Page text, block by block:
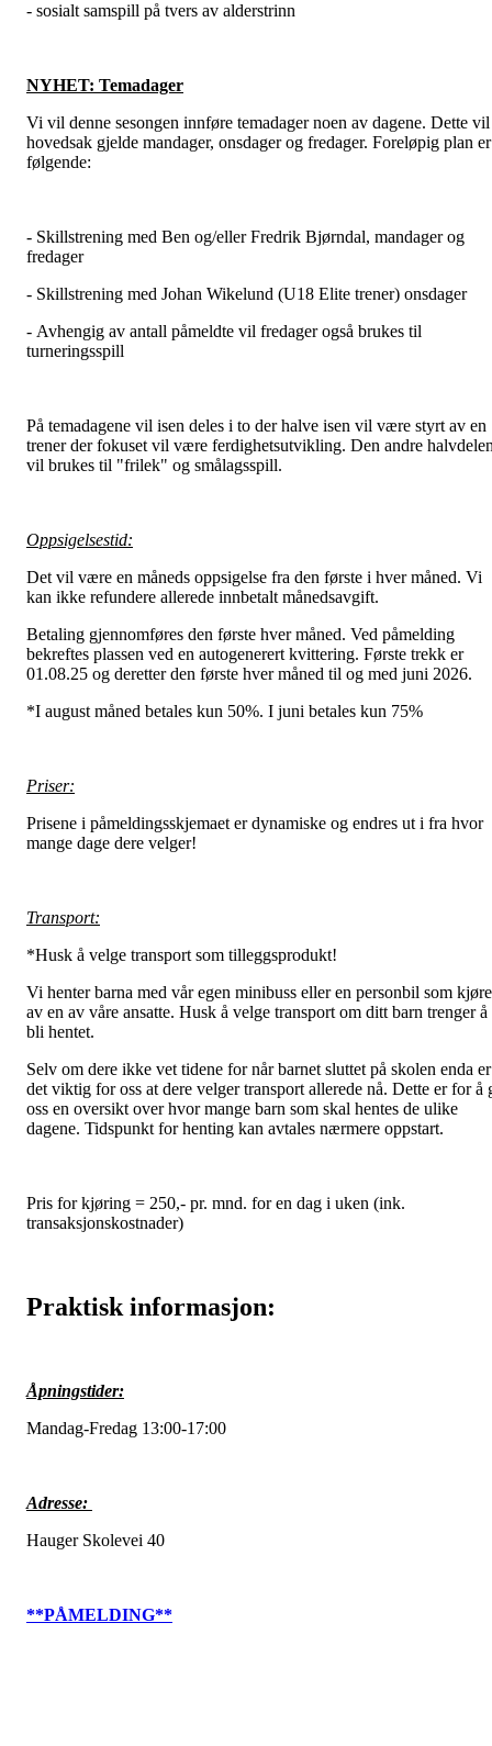
- sosialt samspill på tvers av alderstrinn
NYHET: Temadager
Vi vil denne sesongen innføre temadager noen av dagene. Dette
hovedsak gjelde mandager, onsdager og fredager. Foreløpig plan er
følgende:
- Skillstrening med Ben og/eller Fredrik Bjørndal, mandager og
fredager
- Skillstrening med Johan Wikelund (U18 Elite trener) onsdager
- Avhengig av antall påmeldte vil fredager også brukes til
turneringsspill
På temadagene vil isen deles i to der halve isen vil være styrt av en
trener der fokuset vil være ferdighetsutvikling. Den andre
vil brukes til "frilek" og smålagsspill.
Oppsigelsestid:
Det vil være en måneds oppsigelse fra den første i hver måned. Vi
kan ikke refundere allerede innbetalt månedsavgift.
Betaling gjennomføres den første hver måned. Ved påmelding
bekreftes plassen ved en autogenerert kvittering. Første trekk er
01.08.25 og deretter den første hver måned til og med juni 2026.
*I august måned betales kun 50%. I juni betales kun 75%
Priser:
Prisene i påmeldingsskjemaet er dynamiske og endres ut i fra hvor
mange dage dere velger!
Transport:
*Husk å velge transport som tilleggsprodukt!
Vi henter barna med vår egen minibuss eller en personbil som
av en av våre ansatte. Husk å velge transport om ditt barn trenger å
bli hentet.
Selv om dere ikke vet tidene for når barnet sluttet på skolen enda er
det viktig for oss at dere velger transport allerede nå. Dette er for å
oss en oversikt over hvor mange barn som skal hentes de ulike
dagene. Tidspunkt for henting kan avtales nærmere oppstart.
Pris for kjøring = 250,- pr. mnd. for en dag i uken (ink.
transaksjonskostnader)
Praktisk informasjon:
Åpningstider:
Mandag-Fredag 13:00-17:00
Adresse:
Hauger Skolevei 40
**PÅMELDING**